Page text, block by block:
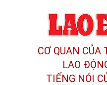
CƠ QUAN CỦA
LAO
TIẾNG NÓI